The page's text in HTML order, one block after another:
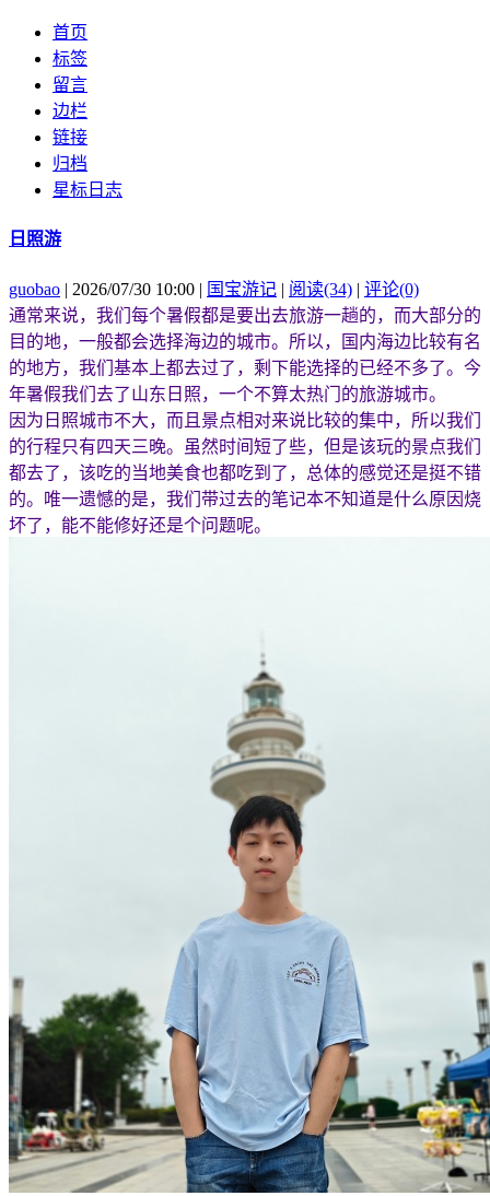
首页
标签
留言
边栏
链接
归档
星标日志
日照游
guobao | 2026/07/30 10:00 | 国宝游记 | 阅读(34) | 评论(0)
通常来说，我们每个暑假都是要出去旅游一趟的，而大部分的
目的地，一般都会选择海边的城市。所以，国内海边比较有名
的地方，我们基本上都去过了，剩下能选择的已经不多了。今
年暑假我们去了山东日照，一个不算太热门的旅游城市。
因为日照城市不大，而且景点相对来说比较的集中，所以我们
的行程只有四天三晚。虽然时间短了些，但是该玩的景点我们
都去了，该吃的当地美食也都吃到了，总体的感觉还是挺不错
的。唯一遗憾的是，我们带过去的笔记本不知道是什么原因烧
坏了，能不能修好还是个问题呢。